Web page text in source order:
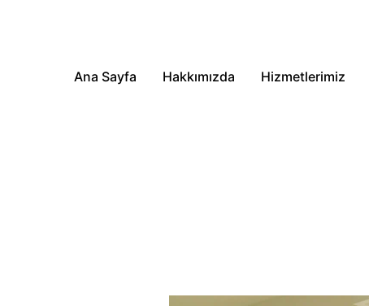
Ana Sayfa Hakkımızda Hizmetlerimiz